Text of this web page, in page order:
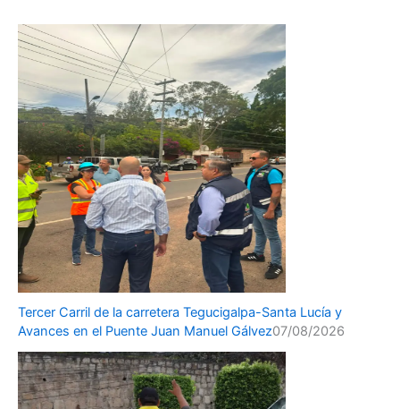
Tercer Carril de la carretera Tegucigalpa-Santa Lucía y
Avances en el Puente Juan Manuel Gálvez07/08/2026